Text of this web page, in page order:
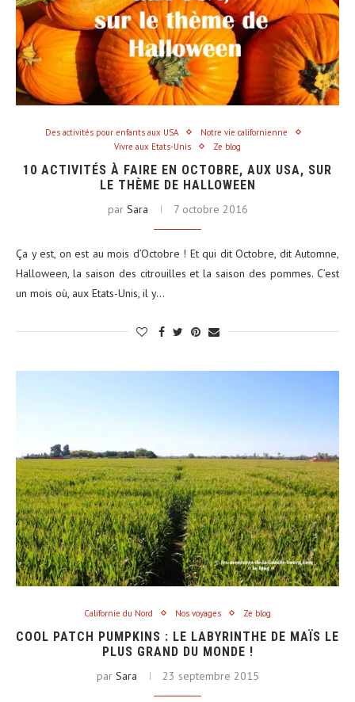
Des activités pour enfants aux USA
Notre vie californienne
Vivre aux Etats-Unis
Ze blog
10 ACTIVITÉS À FAIRE EN OCTOBRE, AUX USA, SUR
LE THÈME DE HALLOWEEN
par Sara 7 octobre 2016
Ça y est, on est au mois d’Octobre ! Et qui dit Octobre, dit Automne,
Halloween, la saison des citrouilles et la saison des pommes. C’est
un mois où, aux Etats-Unis, il y…
Californie du Nord Nos voyages Ze blog
COOL PATCH PUMPKINS : LE LABYRINTHE DE MAÏS LE
PLUS GRAND DU MONDE !
par Sara 23 septembre 2015